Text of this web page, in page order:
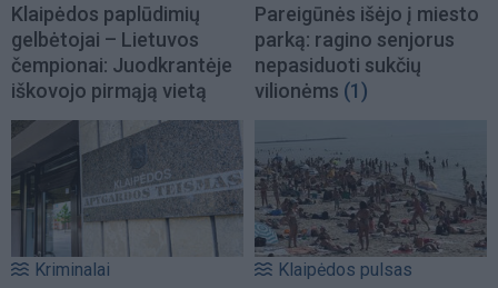
Klaipėdos paplūdimių
gelbėtojai – Lietuvos
čempionai: Juodkrantėje
iškovojo pirmąją vietą
Pareigūnės išėjo į miesto
parką: ragino senjorus
nepasiduoti sukčių
vilionėms (1)
Kriminalai Klaipėdos pulsas